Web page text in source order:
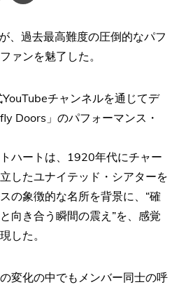
が、過去最高難度の圧倒的なパフ
ァンを魅了した。
チャンネルを通じてデ
Doors」のパフォーマンス・
ハートは、1920年代にチャー
したユナイテッド・シアターを
の象徴的な名所を背景に、“確
向き合う瞬間の震え”を、感覚
した。
変化の中でもメンバー同士の呼